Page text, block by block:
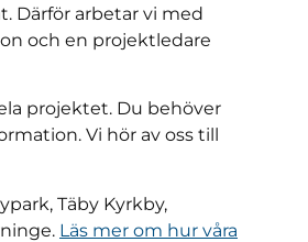
Därför arbetar vi med
och en projektledare
projektet. Du behöver
Vi hör av oss till
Täby Kyrkby,
Läs mer om hur våra